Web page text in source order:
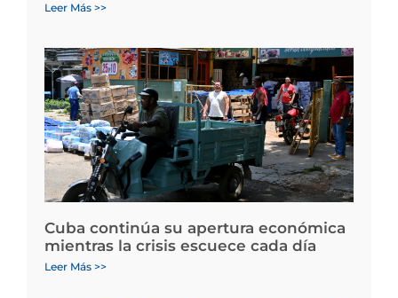
Leer Más >>
Cuba continúa su apertura económica
mientras la crisis escuece cada día
Leer Más >>